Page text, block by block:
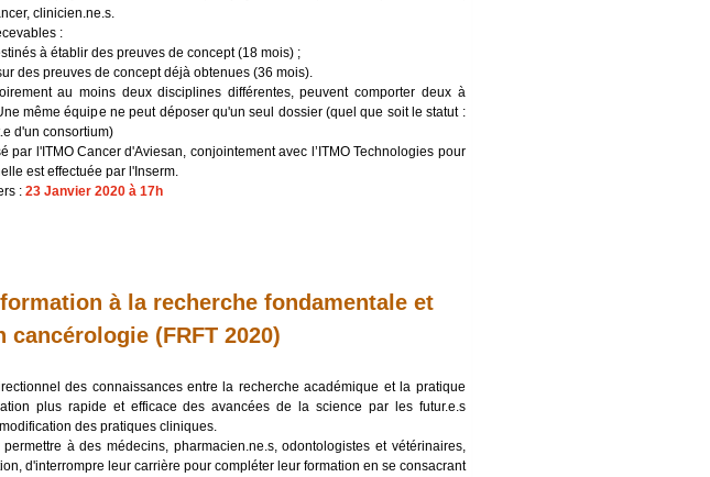
clinicien.ne.s.
:
à établir des preuves de concept (18 mois) ;
des preuves de concept déjà obtenues (36 mois).
au moins deux disciplines différentes, peuvent comporter deux à
même équipe ne peut déposer qu'un seul dossier (quel que soit le statut :
d'un consortium)
par l'ITMO Cancer d'Aviesan, conjointement avec l’ITMO Technologies pour
est effectuée par l'Inserm.
: 23 Janvier 2020 à 17h
à la recherche fondamentale et
(FRFT 2020)
des connaissances entre la recherche académique et la pratique
plus rapide et efficace des avancées de la science par les futur.e.s
des pratiques cliniques.
à des médecins, pharmacien.ne.s, odontologistes et vétérinaires,
d'interrompre leur carrière pour compléter leur formation en se consacrant